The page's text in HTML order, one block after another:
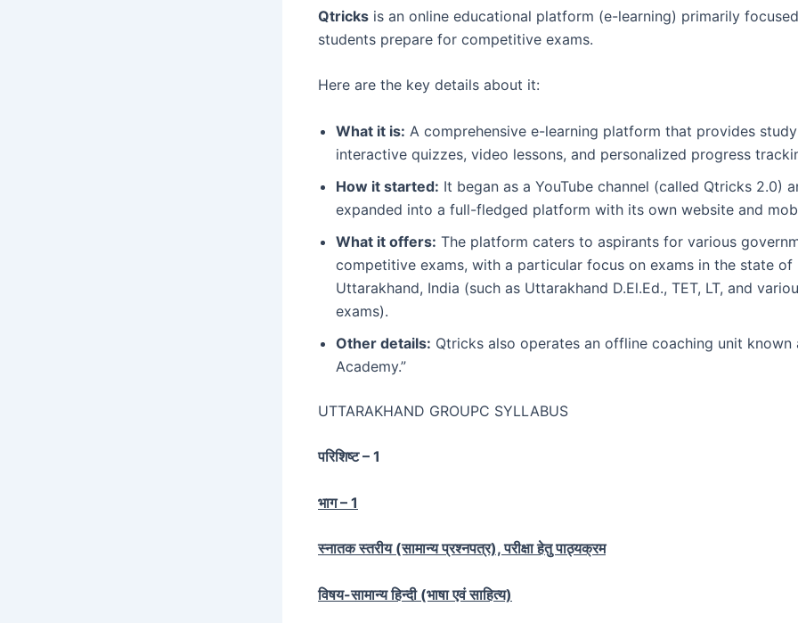
Qtricks is an online educational platform (e-learning) primarily
students prepare for competitive exams.
Here are the key details about it:
What it is: A comprehensive e-learning platform that provides
interactive quizzes, video lessons, and personalized progress
How it started: It began as a YouTube channel (called Qtricks 2.0)
expanded into a full-fledged platform with its own website and
What it offers: The platform caters to aspirants for various
competitive exams, with a particular focus on exams in the state of
Uttarakhand, India (such as Uttarakhand D.El.Ed., TET, LT, and
exams).
Other details: Qtricks also operates an offline coaching unit known
Academy.”
UTTARAKHAND GROUPC SYLLABUS
परिशिष्ट – 1
भाग – 1
स्नातक स्तरीय (सामान्य प्रश्नपत्र), परीक्षा हेतु पाठ्यक्रम
विषय-सामान्य हिन्दी (भाषा एवं साहित्य)